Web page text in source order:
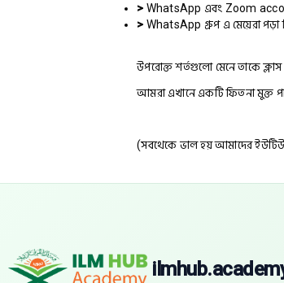
> WhatsApp এবং Zoom
> WhatsApp গ্রুপ এ মেয়েরা পড়া
উপরোক্ত শর্তগুলো মেনে তাকে ক্লাস
আমরা এখানে একটি ফিতনা মুক্ত
(সবথেকে ভাল হয় আমাদের